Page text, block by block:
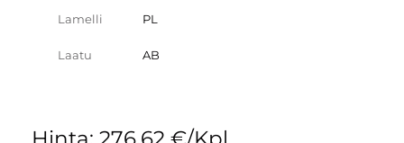
Lamelli PL
Laatu AB